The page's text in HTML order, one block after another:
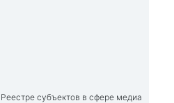
субъектов в сфере медиа